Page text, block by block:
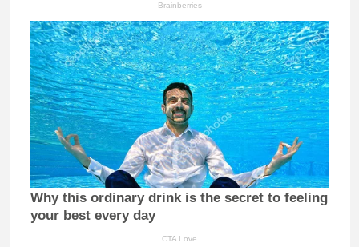
Brainberries
Why this ordinary drink is the secret to feeling
your best every day
CTA Love